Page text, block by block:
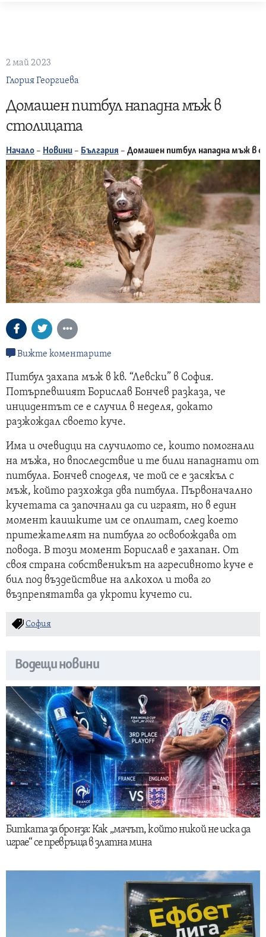
2 май 2023
Глория Георгиева
Домашен питбул нападна мъж в
столицата
Начало – Новини – България – Домашен питбул нападна мъж в
Вижте коментарите
Питбул захапа мъж в кв. “Левски” в София.
Потърпевшият Борислав Бончев разказа, че
инцидентът се е случил в неделя, докато
разжождал своето куче.
Има и очевидци на случилото се, които помогнали
на мъжа, но впоследствие и те били нападнати от
питбула. Бончев споделя, че той се е засякъл с
мъж, който разхожда два питбула. Първоначално
кучетата са започнали да си играят, но в един
момент каишките им се оплитат, след което
притежателят на питбула го освобождава от
повода. В този момент Борислав е захапан. От
своя страна собственикът на агресивното куче е
бил под въздействие на алкохол и това го
възпрепятатва да укроти кучето си.
София
Водещи новини
Битката за бронза: Как „мачът, който никой не иска да
играе“ се превръща в златна мина